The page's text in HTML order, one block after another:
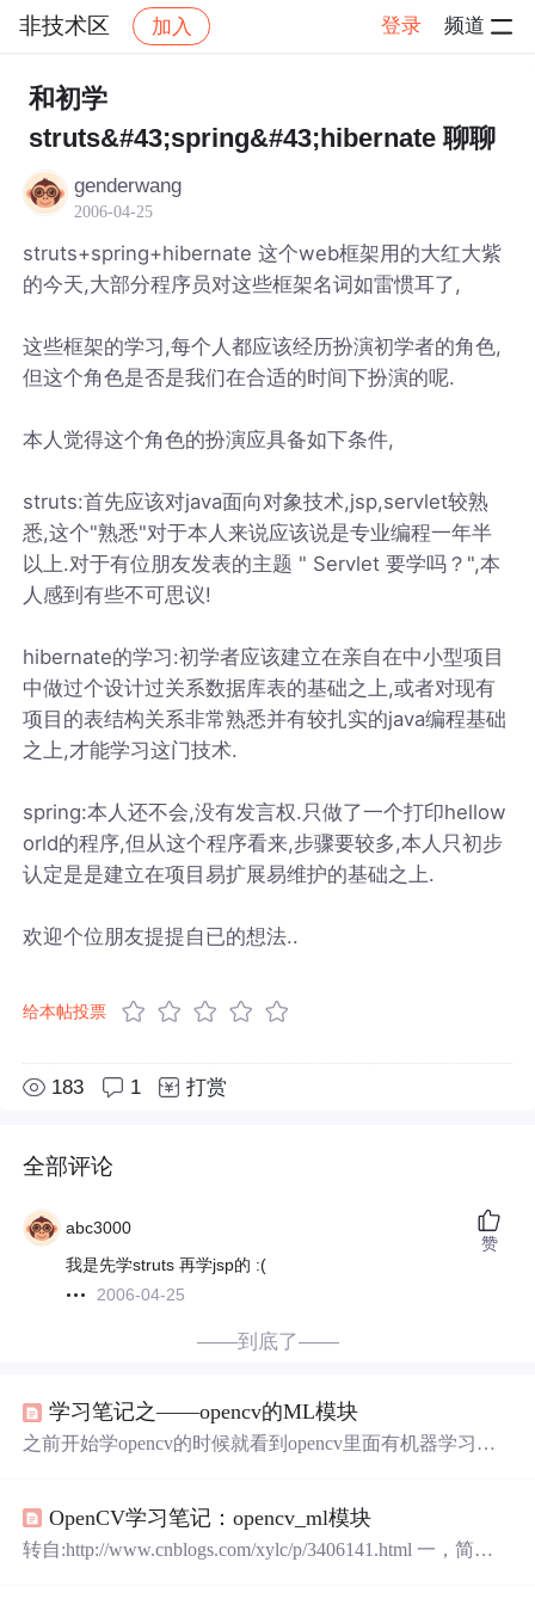
非技术区 加入 登录 频道
社区 非技术区
和初学
struts&#43;spring&#43;hibernate 聊聊
genderwang
2006-04-25
struts+spring+hibernate 这个web框架用的大红大紫
的今天,大部分程序员对这些框架名词如雷惯耳了,
这些框架的学习,每个人都应该经历扮演初学者的角色,
但这个角色是否是我们在合适的时间下扮演的呢.
本人觉得这个角色的扮演应具备如下条件,
struts:首先应该对java面向对象技术,jsp,servlet较熟
悉,这个"熟悉"对于本人来说应该说是专业编程一年半
以上.对于有位朋友发表的主题 " Servlet 要学吗？",本
人感到有些不可思议!
hibernate的学习:初学者应该建立在亲自在中小型项目
中做过个设计过关系数据库表的基础之上,或者对现有
项目的表结构关系非常熟悉并有较扎实的java编程基础
之上,才能学习这门技术.
spring:本人还不会,没有发言权.只做了一个打印hellow
orld的程序,但从这个程序看来,步骤要较多,本人只初步
认定是是建立在项目易扩展易维护的基础之上.
欢迎个位朋友提提自已的想法..
给本帖投票
183 1 打赏
全部评论
abc3000
我是先学struts 再学jsp的 :(
2006-04-25
赞
——到底了——
学习笔记之——opencv的ML模块
之前开始学opencv的时候就看到opencv里面有机器学习模
方面的，所以大部分书籍都以介绍图像处理方面的为
主）。无意中，在《OpenCV和Visual Studio图像识别应用
OpenCV学习笔记：opencv_ml模块
转自:http://www.cnblogs.com/xylc/p/3406141.html 一，简介